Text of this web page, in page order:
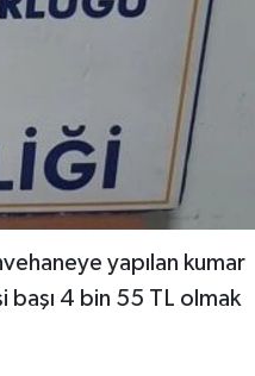
yapılan kumar
başı 4 bin 55 TL olmak